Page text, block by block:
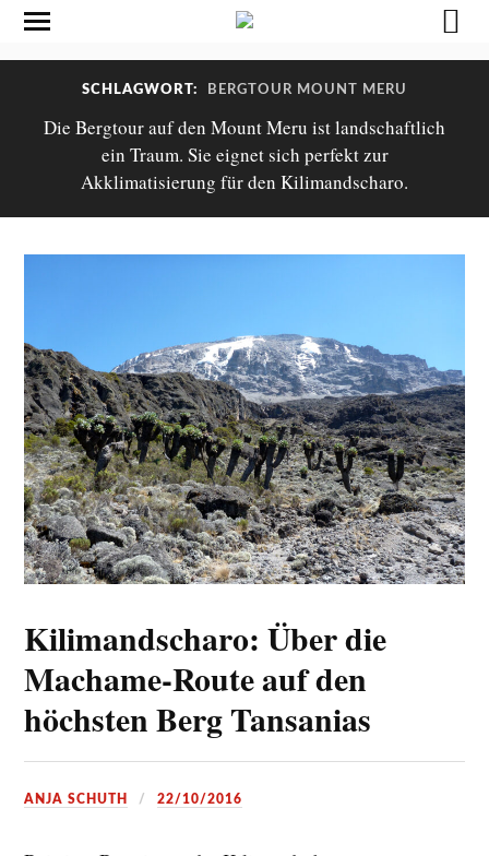
SCHLAGWORT: BERGTOUR MOUNT MERU
Die Bergtour auf den Mount Meru ist landschaftlich
ein Traum. Sie eignet sich perfekt zur
Akklimatisierung für den Kilimandscharo.
Kilimandscharo: Über die
Machame-Route auf den
höchsten Berg Tansanias
ANJA SCHUTH 22/10/2016